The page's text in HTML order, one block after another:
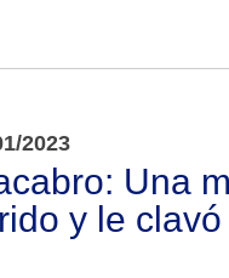
2023
Una
y le